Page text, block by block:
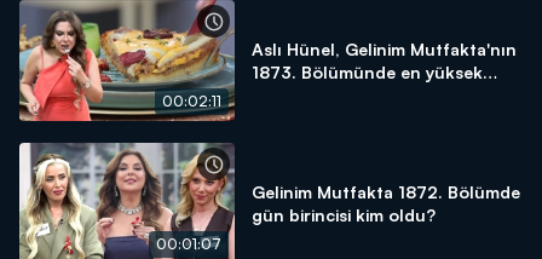
00:02:11
Aslı Hünel, Gelinim Mutfakta'nın
1873. Bölümünde en yüksek
00:01:07
Gelinim Mutfakta 1872. Bölümde
gün birincisi kim oldu?